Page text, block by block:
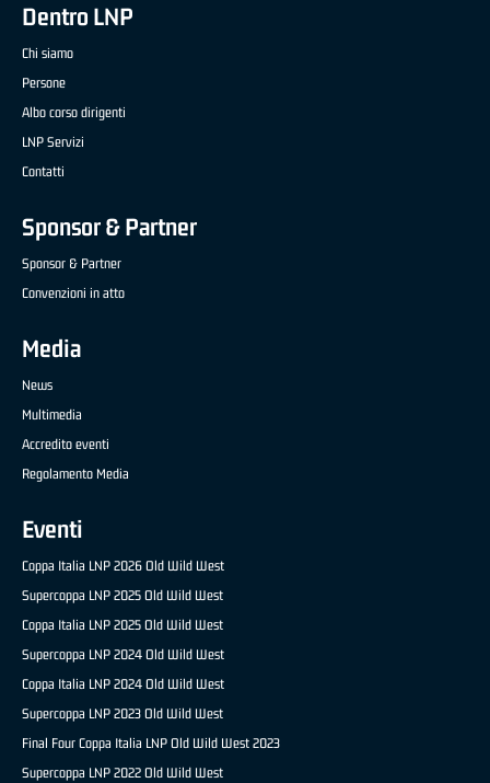
Dentro LNP
Chi siamo
Persone
Albo corso dirigenti
LNP Servizi
Contatti
Sponsor & Partner
Sponsor & Partner
Convenzioni in atto
Media
News
Multimedia
Accredito eventi
Regolamento Media
Eventi
Coppa Italia LNP 2026 Old Wild West
Supercoppa LNP 2025 Old Wild West
Coppa Italia LNP 2025 Old Wild West
Supercoppa LNP 2024 Old Wild West
Coppa Italia LNP 2024 Old Wild West
Supercoppa LNP 2023 Old Wild West
Final Four Coppa Italia LNP Old Wild West 2023
Supercoppa LNP 2022 Old Wild West